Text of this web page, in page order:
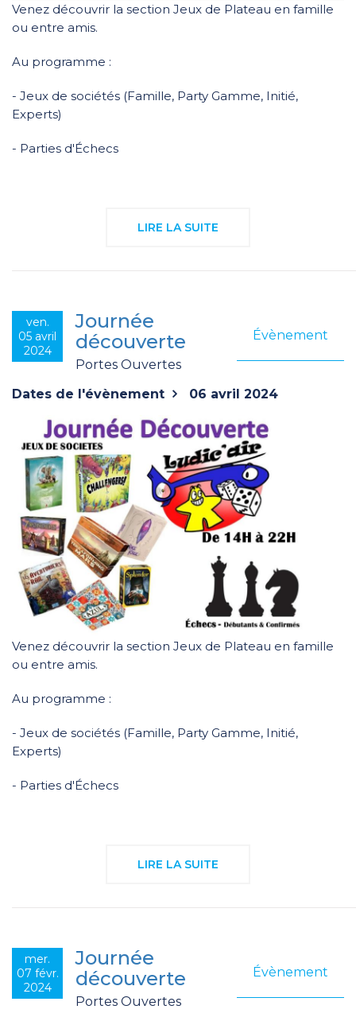
Venez découvrir la section Jeux de Plateau en famille
ou entre amis.
Au programme :
- Jeux de sociétés (Famille, Party Gamme, Initié,
Experts)
- Parties d'Échecs
LIRE LA SUITE
ven.
05 avril
2024
Évènement
Journée
découverte
Portes Ouvertes
Dates de l'évènement
06 avril 2024
Venez découvrir la section Jeux de Plateau en famille
ou entre amis.
Au programme :
- Jeux de sociétés (Famille, Party Gamme, Initié,
Experts)
- Parties d'Échecs
LIRE LA SUITE
mer.
07 févr.
2024
Évènement
Journée
découverte
Portes Ouvertes